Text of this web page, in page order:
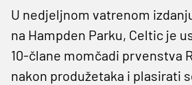
U nedjeljnom vatrenom
na Hampden Parku, Celtic je
10-člane momčadi prvenstva
nakon produžetaka i plasirati